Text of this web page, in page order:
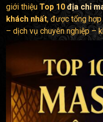
giới thiệu Top 10 địa chỉ
khách nhất, được tổng
– dịch vụ chuyên nghiệp –